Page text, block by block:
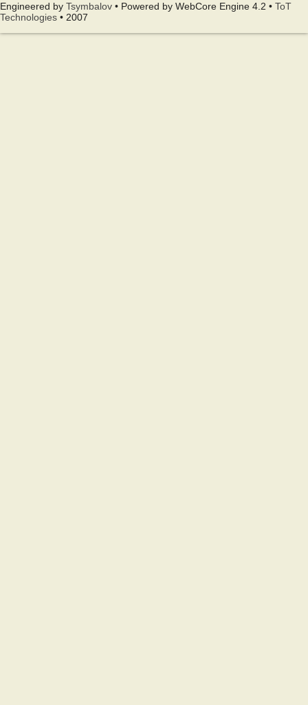
Engineered by Tsymbalov • Powered by WebCore Engine 4.2 • ToT
Technologies • 2007